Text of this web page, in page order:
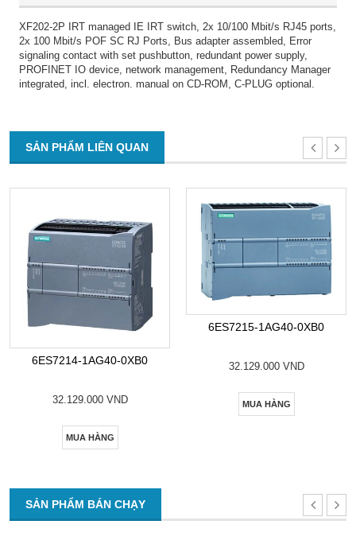
XF202-2P IRT managed IE IRT switch, 2x 10/100 Mbit/s RJ45 ports,
2x 100 Mbit/s POF SC RJ Ports, Bus adapter assembled, Error
signaling contact with set pushbutton, redundant power supply,
PROFINET IO device, network management, Redundancy Manager
integrated, incl. electron. manual on CD-ROM, C-PLUG optional.
SẢN PHẨM LIÊN QUAN
6ES7214-1AG40-0XB0
32.129.000 VND
MUA HÀNG
6ES7215-1AG40-0XB0
32.129.000 VND
MUA HÀNG
SẢN PHẨM BÁN CHẠY